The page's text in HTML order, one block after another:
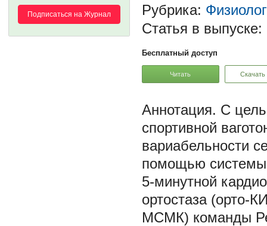
Подписаться на Журнал
Рубрика:
Статья в выпуске:
Бесплатный доступ
Читать Скачать
С
спортивной
вариабельности
помощью
5-минутной
ортостаза (орто-
МСМК) команды